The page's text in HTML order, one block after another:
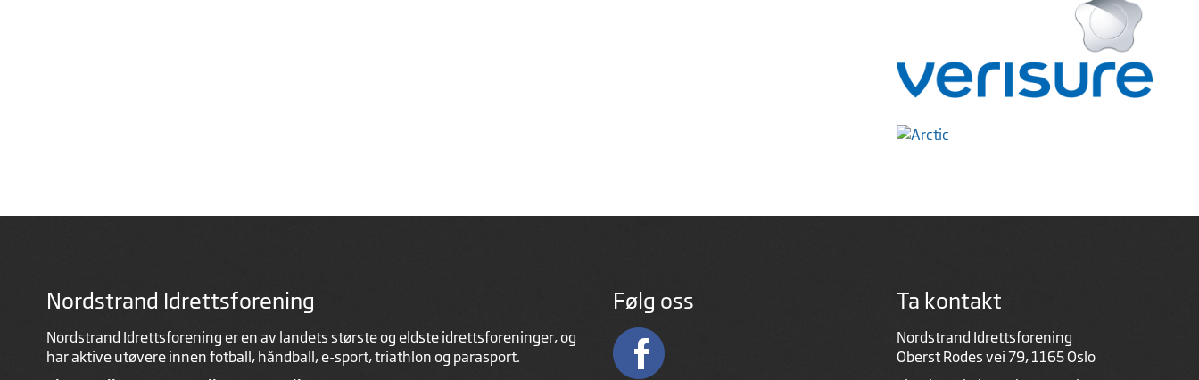
Nordstrand Idrettsforening
Nordstrand Idrettsforening er en av landets største og eldste idrettsforeninger, og
har aktive utøvere innen fotball, håndball, e-sport, triathlon og parasport.
Følg oss Ta kontakt
Nordstrand Idrettsforening
Oberst Rodes vei 79, 1165 Oslo